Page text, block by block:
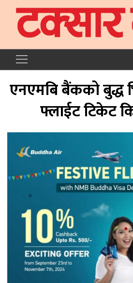
एनएमबि बैंकको बुद्ध
फ्लाईट टिकेट